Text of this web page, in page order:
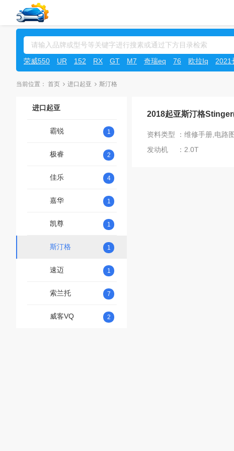
荣威550 UR 152 RX GT M7 奇瑞eq 76 欧拉Iq 2021
当前位置： 首页 进口起亚 斯汀格
进口起亚
霸锐 1
极睿 2
佳乐 4
嘉华 1
凯尊 1
斯汀格 1
速迈 1
索兰托 7
威客VQ 2
2018起亚斯汀格
资料类型 ：维修手册,电路图
发动机 ：2.0T